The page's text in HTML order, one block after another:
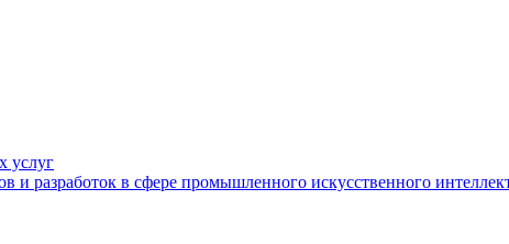
услуг
и разработок в сфере промышленного искусственного